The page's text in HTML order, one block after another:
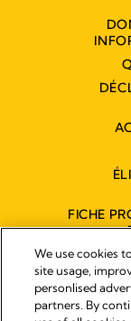
FICHE
We use cookies
site usage,
personlised
partners. By